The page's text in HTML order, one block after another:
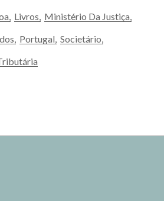
Livros Ministério Da Justiça
Portugal Societário